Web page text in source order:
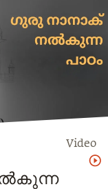
Video